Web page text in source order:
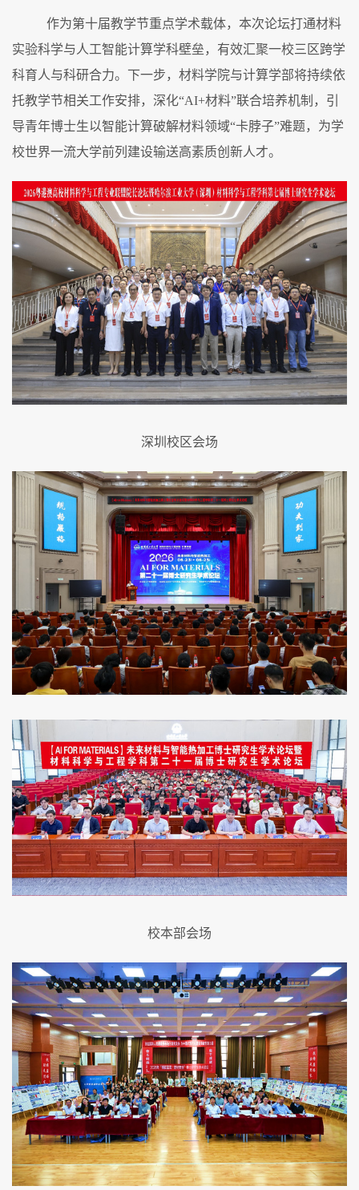
作为第十届教学节重点学术载体，本次论坛打通材料
实验科学与人工智能计算学科壁垒，有效汇聚一校三区跨学
科育人与科研合力。下一步，材料学院与计算学部将持续依
托教学节相关工作安排，深化“AI+材料”联合培养机制，引
导青年博士生以智能计算破解材料领域“卡脖子”难题，为学
校世界一流大学前列建设输送高素质创新人才。
深圳校区会场
校本部会场